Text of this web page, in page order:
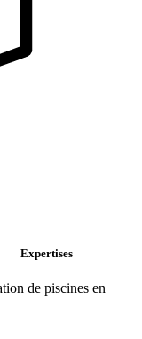
Expertises
de piscines en